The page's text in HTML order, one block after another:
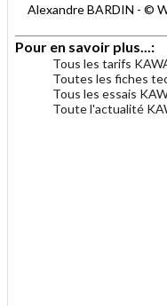
Alexandre BARDIN - ©
Pour en savoir plus...:
Tous les tarifs
Toutes les fiches
Tous les essais
Toute l'actualité